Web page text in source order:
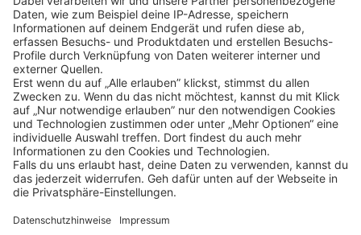
Klickehier, um alle offenen Jobs zu sehen.
Impressum Datenschutz
Privatsphäre-Einstellungen
FAQ
Veranstaltungen
Sitemap